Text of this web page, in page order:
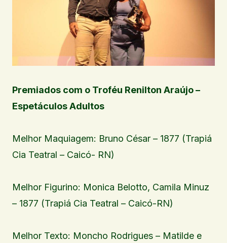
Premiados com o Troféu Renilton Araújo –
Espetáculos Adultos
Melhor Maquiagem: Bruno César – 1877 (Trapiá
Cia Teatral – Caicó- RN)
Melhor Figurino: Monica Belotto, Camila Minuz
– 1877 (Trapiá Cia Teatral – Caicó-RN)
Melhor Texto: Moncho Rodrigues – Matilde e